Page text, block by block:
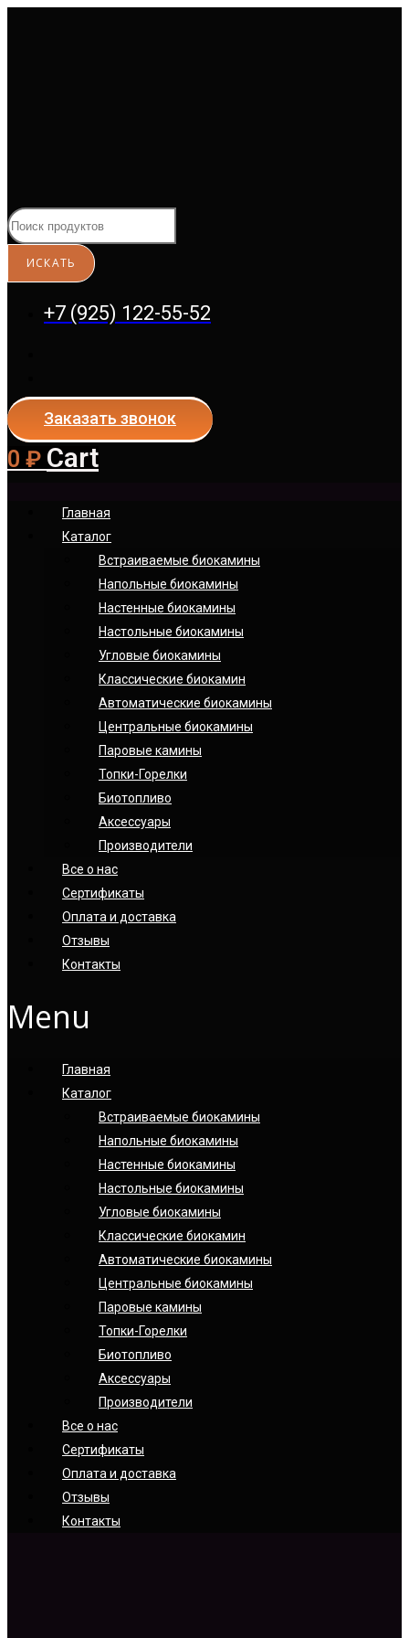
+7 (925) 122-55-52
Заказать звонок
0 ₽ Cart
Главная
Каталог
Встраиваемые биокамины
Напольные биокамины
Настенные биокамины
Настoльные биокамины
Угловые биокамины
Классические биокамин
Автоматические биокамины
Центральные биокамины
Паровые камины
Топки-Горелки
Биотопливо
Аксессуары
Производители
Все о нас
Сертификаты
Оплата и доставка
Отзывы
Контакты
Menu
Главная
Каталог
Встраиваемые биокамины
Напольные биокамины
Настенные биокамины
Настoльные биокамины
Угловые биокамины
Классические биокамин
Автоматические биокамины
Центральные биокамины
Паровые камины
Топки-Горелки
Биотопливо
Аксессуары
Производители
Все о нас
Сертификаты
Оплата и доставка
Отзывы
Контакты